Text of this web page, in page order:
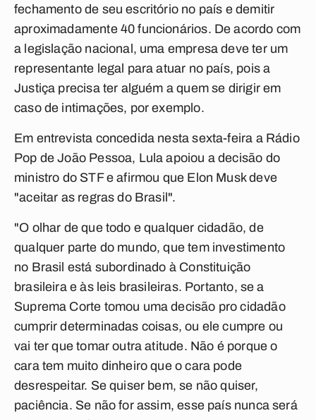
fechamento de seu escritório no país e demitir
aproximadamente 40 funcionários. De acordo com
a legislação nacional, uma empresa deve ter um
representante legal para atuar no país, pois a
Justiça precisa ter alguém a quem se dirigir em
caso de intimações, por exemplo.
Em entrevista concedida nesta sexta-feira a Rádio
Pop de João Pessoa, Lula apoiou a decisão do
ministro do STF e afirmou que Elon Musk deve
"aceitar as regras do Brasil".
"O olhar de que todo e qualquer cidadão, de
qualquer parte do mundo, que tem investimento
no Brasil está subordinado à Constituição
brasileira e às leis brasileiras. Portanto, se a
Suprema Corte tomou uma decisão pro cidadão
cumprir determinadas coisas, ou ele cumpre ou
vai ter que tomar outra atitude. Não é porque o
cara tem muito dinheiro que o cara pode
desrespeitar. Se quiser bem, se não quiser,
paciência. Se não for assim, esse país nunca será